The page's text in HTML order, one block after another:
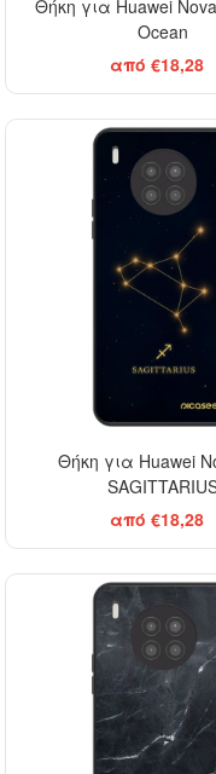
Θήκη για Huawei
Ocean
από €18,28
Θήκη για Huawei
από €18,28